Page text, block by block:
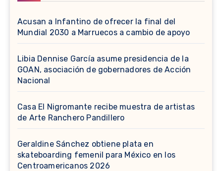
Acusan a Infantino de ofrecer la final del
Mundial 2030 a Marruecos a cambio de apoyo
Libia Dennise García asume presidencia de la
GOAN, asociación de gobernadores de Acción
Nacional
Casa El Nigromante recibe muestra de artistas
de Arte Ranchero Pandillero
Geraldine Sánchez obtiene plata en
skateboarding femenil para México en los
Centroamericanos 2026